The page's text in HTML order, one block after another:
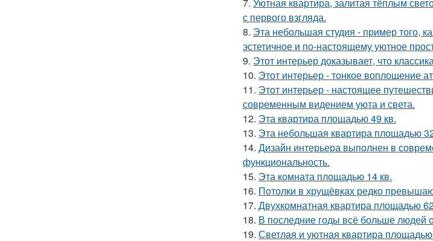
с первого взгляда.
8. Эта небольшая студия - пример того,
эстетичное и по-настоящему уютное
9. Этот интерьер доказывает, что
10. Этот интерьер - тонкое воплощение
11. Этот интерьер - настоящее
современным видением уюта и света.
12. Эта квартира площадью 49 кв.
13. Эта небольшая квартира площадью
14. Дизайн интерьера выполнен в
функциональность.
15. Эта комната площадью 14 кв.
16. Потолки в хрущёвках редко
17. Двухкомнатная квартира площадью
18. В последние годы всё больше людей
19. Светлая и уютная квартира площадью